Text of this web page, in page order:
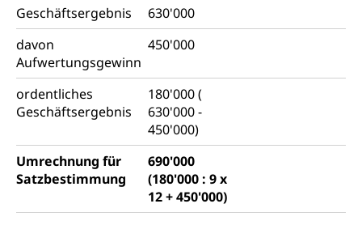
Geschäftsergebnis
630'000
davon
Aufwertungsgewinn
450'000
ordentliches
Geschäftsergebnis
180'000 (
630'000 -
450'000)
Umrechnung für
Satzbestimmung
690'000
(180'000 : 9 x
12 + 450'000)